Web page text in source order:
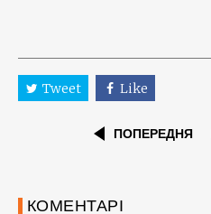
Tweet Like
ПОПЕРЕДНЯ
КОМЕНТАРІ